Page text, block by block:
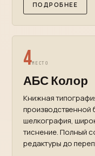
ПОДРОБНЕЕ
4МЕСТО
АБС Колор
Книжная
производственной
шелкография,
тиснение. Полный
редактуры до